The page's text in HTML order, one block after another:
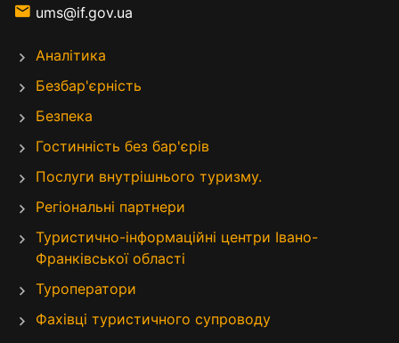
ums@if.gov.ua
Аналітика
Безбар'єрність
Безпека
Гостинність без бар'єрів
Послуги внутрішнього туризму.
Регіональні партнери
Туристично-інформаційні центри Івано-
Франківської області
Туроператори
Фахівці туристичного супроводу